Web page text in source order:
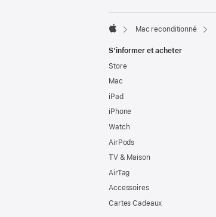
Mac reconditionné
S’informer et acheter
Store
Mac
iPad
iPhone
Watch
AirPods
TV & Maison
AirTag
Accessoires
Cartes Cadeaux